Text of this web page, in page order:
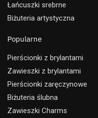
Łańcuszki srebrne
Biżuteria artystyczna
Popularne
Pierścionki z brylantami
Zawieszki z brylantami
Pierścionki zaręczynowe
Biżuteria ślubna
Zawieszki Charms